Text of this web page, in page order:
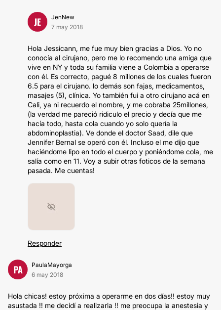
JE
JenNew
7 may 2018
Hola Jessicann, me fue muy bien gracias a Dios. Yo no
conocía al cirujano, pero me lo recomendo una amiga que
vive en NY y toda su familia viene a Colombia a operarse
con él. Es correcto, pagué 8 millones de los cuales fueron
6.5 para el cirujano. lo demás son fajas, medicamentos,
masajes (5), clínica. Yo también fui a otro cirujano acá en
Cali, ya ni recuerdo el nombre, y me cobraba 25millones,
(la verdad me pareció ridiculo el precio y decía que me
hacía todo, hasta cola cuando yo solo quería la
abdominoplastia). Ve donde el doctor Saad, dile que
Jennifer Bernal se operó con él. Incluso el me dijo que
haciéndome lipo en todo el cuerpo y poniéndome cola, me
salía como en 11. Voy a subir otras foticos de la semana
pasada. Me cuentas!
Responder
PA
PaulaMayorga
6 may 2018
Hola chicas! estoy próxima a operarme en dos días!! estoy muy
asustada !! me decidí a realizarla !! me preocupa la anestesia y